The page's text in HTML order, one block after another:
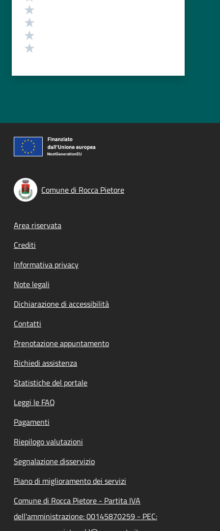
Comune di Rocca Pietore
Footer menu
Area riservata
Crediti
Informativa privacy
Note legali
Dichiarazione di accessibilità
Contatti
Prenotazione appuntamento
Richiedi assistenza
Statistiche del portale
Leggi le FAQ
Pagamenti
Riepilogo valutazioni
Segnalazione disservizio
Piano di miglioramento dei servizi
Comune di Rocca Pietore - Partita IVA
dell'amministrazione: 00145870259 - PEC: